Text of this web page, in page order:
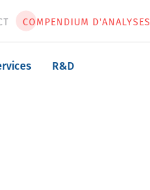
R&D
COMPENDIUM D'ANALYSES